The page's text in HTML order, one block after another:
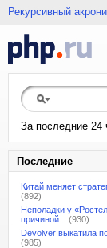
Рекурсивный
За последние 24
Последние
Китай меняет
(892)
Неполадки у
причиной...
(930)
Devolver выкатила
(985)